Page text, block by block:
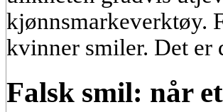
kjønnsmarkeverktøy.
kvinner smiler. Det er
Falsk smil: når